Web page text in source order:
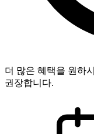
더 많은 혜택을 원하
권장합니다.